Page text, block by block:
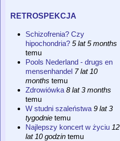
retrospekcja
Schizofrenia? Czy
hipochondria? 5 lat 5 months
temu
Pools Nederland - drugs en
mensenhandel 7 lat 10
months temu
Zdrowiówka8 lat 3 months
temu
W studni szaleństwa 9 lat 3
tygodnietemu
Najlepszy koncert w życiu 12
lat 10 godzintemu